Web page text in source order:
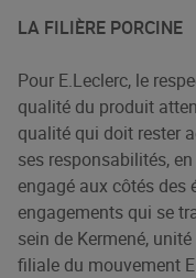
LA FILIÈRE PORCINE
Pour E.Leclerc, le
qualité du produit
qualité qui doit rester
ses responsabilités,
engagé aux côtés des
engagements qui se
sein de Kermené,
filiale du mouvement